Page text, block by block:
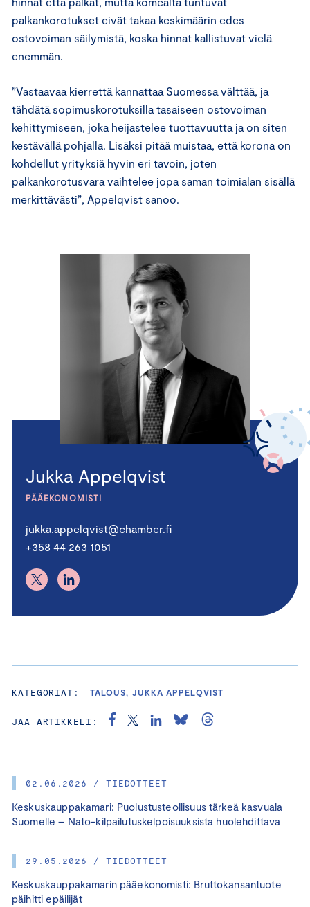
02.06.2026 / TIEDOTTEET
Keskuskauppakamari: Puolustusteollisuus tärkeä kasvuala
Suomelle – Nato-kilpailutuskelpoisuuksista huolehdittava
29.05.2026 / TIEDOTTEET
Keskuskauppakamarin pääekonomisti: Bruttokansantuote
päihitti epäilijät
palkankorotukset eivät takaa keskimäärin edes
ostovoiman säilymistä, koska hinnat kallistuvat vielä
enemmän.
”Vastaavaa kierrettä kannattaa Suomessa välttää, ja
tähdätä sopimuskorotuksilla tasaiseen ostovoiman
kehittymiseen, joka heijastelee tuottavuutta ja on siten
kestävällä pohjalla. Lisäksi pitää muistaa, että korona on
kohdellut yrityksiä hyvin eri tavoin, joten
palkankorotusvara vaihtelee jopa saman toimialan sisällä
merkittävästi”, Appelqvist sanoo.
Jukka Appelqvist
PÄÄEKONOMISTI
jukka.appelqvist@chamber.fi
+358 44 263 1051
KATEGORIAT: TALOUS, JUKKA APPELQVIST
JAA ARTIKKELI: